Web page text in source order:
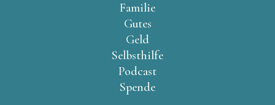
Familie
Gutes
Geld
Selbsthilfe
Podcast
Spende